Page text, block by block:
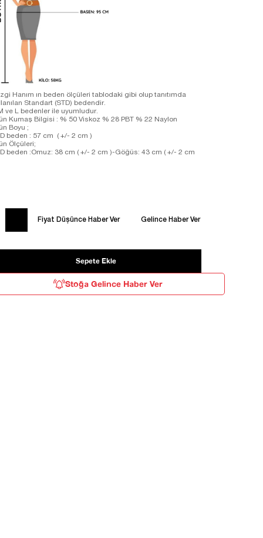
Hanım ın beden ölçüleri tablodaki gibi olup tanıtımda
Standart (STD) bedendir.
ve L bedenler ile uyumludur.
Kumaş Bilgisi : % 50 Viskoz % 28 PBT % 22 Naylon
Boyu ;
beden : 57 cm ( +/- 2 cm )
Ölçüleri;
beden :Omuz: 38 cm ( +/- 2 cm )-Göğüs: 43 cm ( +/- 2 cm
Fiyat Düşünce Haber Ver Gelince Haber Ver
Stoğa Gelince Haber Ver